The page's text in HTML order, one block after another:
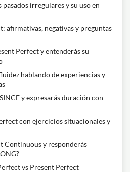
irregulares y su uso en
afirmativas, negativas y preguntas
Perfect y entenderás su
hablando de experiencias y
y expresarás duración con
con ejercicios situacionales y
Continuous y responderás
vs Present Perfect